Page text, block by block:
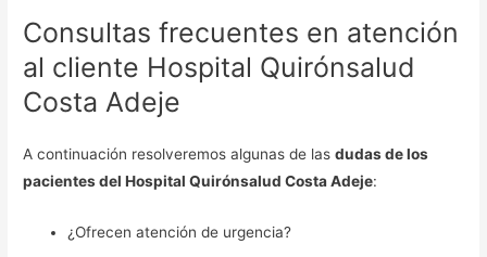
Consultas frecuentes en atención
al cliente Hospital Quirónsalud
Costa Adeje
A continuación resolveremos algunas de lasdudas de los
pacientes del Hospital Quirónsalud Costa Adeje:
¿Ofrecen atención de urgencia?